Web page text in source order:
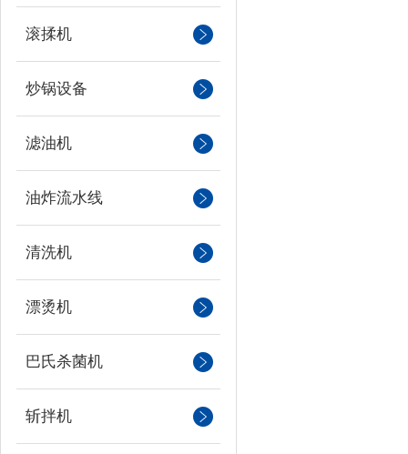
滚揉机
炒锅设备
滤油机
油炸流水线
清洗机
漂烫机
巴氏杀菌机
斩拌机